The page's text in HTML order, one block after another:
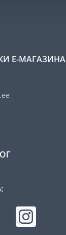
Е-МАГАЗИНА